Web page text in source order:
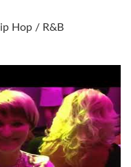
Hop / R&B